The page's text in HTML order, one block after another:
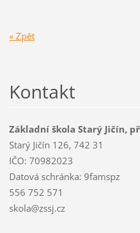
« Zpět
Kontakt
Základní škola Starý Jičín,
Starý Jičín 126, 742 31
IČO: 70982023
Datová schránka: 9famspz
556 752 571
skola@zssj.cz